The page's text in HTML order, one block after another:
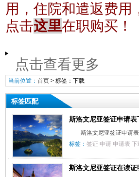
用，住院和遣返费用
点击这里在职购买！
点击查看更多
当前位置： 首页> 标签：下载
标签匹配
斯洛文尼亚签证申请表
斯洛文尼亚签证申请
标签： 签证 申请 申请表 下
斯洛文尼亚签证在读证